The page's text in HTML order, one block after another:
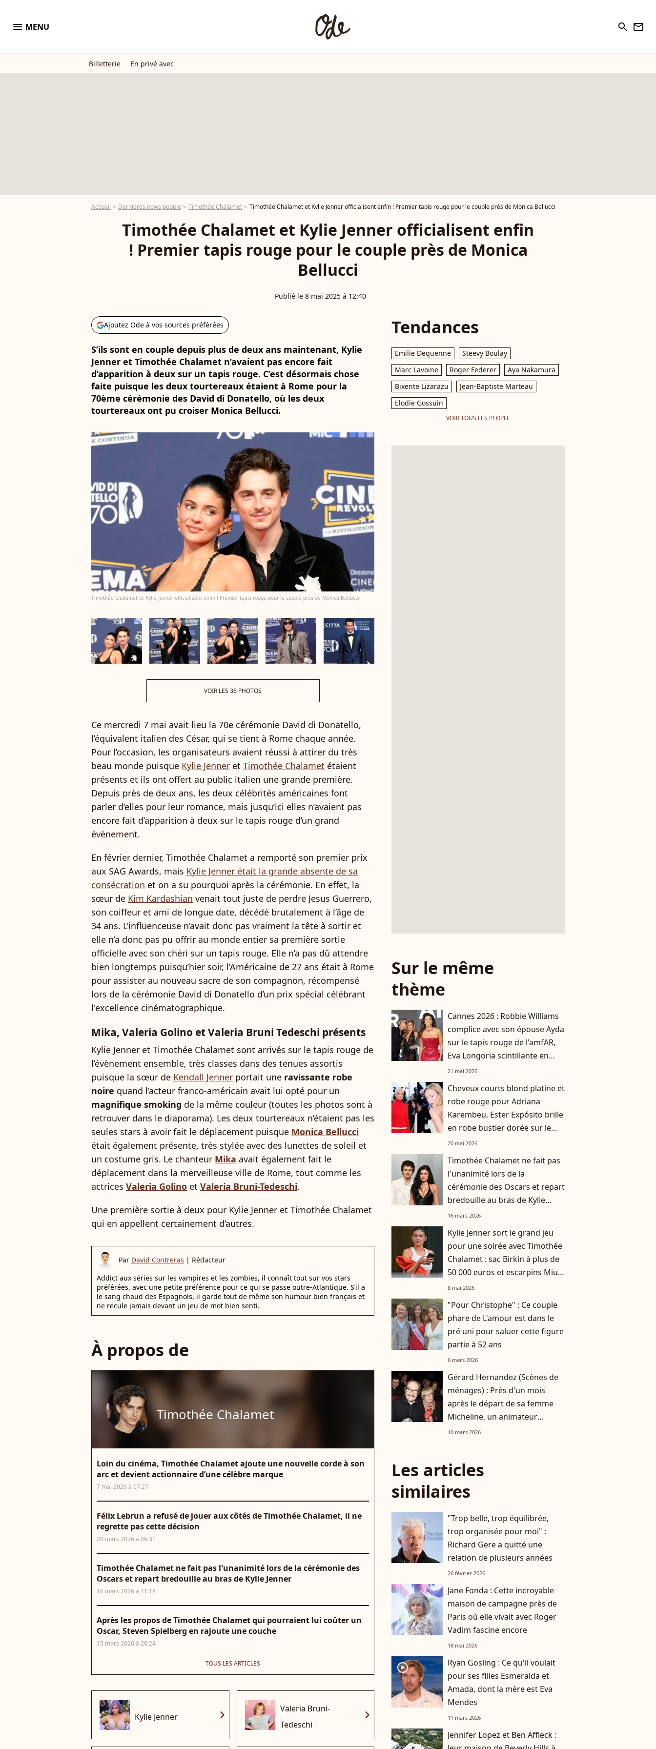
menu MENU search newsletter
Billetterie En privé avec
Accueil Dernières news people Timothée Chalamet Timothée Chalamet et Kylie Jenner officialisent enfin ! Premier tapis rouge pour le couple près de Monica Bellucci
Timothée Chalamet et Kylie Jenner officialisent enfin
! Premier tapis rouge pour le couple près de Monica
Bellucci
Publié le 8 mai 2025 à 12:40
Ajoutez Ode à vos sources préférées
S’ils sont en couple depuis plus de deux ans maintenant, Kylie
Jenner et Timothée Chalamet n’avaient pas encore fait
d’apparition à deux sur un tapis rouge. C’est désormais chose
faite puisque les deux tourtereaux étaient à Rome pour la
70ème cérémonie des David di Donatello, où les deux
tourtereaux ont pu croiser Monica Bellucci.
Timothée Chalamet et Kylie Jenner officialisent enfin ! Premier tapis rouge pour le couple près de Monica Bellucci
VOIR LES 36 PHOTOS
Ce mercredi 7 mai avait lieu la 70e cérémonie David di Donatello,
l’équivalent italien des César, qui se tient à Rome chaque année.
Pour l’occasion, les organisateurs avaient réussi à attirer du très
beau monde puisque Kylie Jenner et Timothée Chalamet étaient
présents et ils ont offert au public italien une grande première.
Depuis près de deux ans, les deux célébrités américaines font
parler d’elles pour leur romance, mais jusqu’ici elles n’avaient pas
encore fait d’apparition à deux sur le tapis rouge d’un grand
évènement.
En février dernier, Timothée Chalamet a remporté son premier prix
aux SAG Awards, mais Kylie Jenner était la grande absente de sa
consécration et on a su pourquoi après la cérémonie. En effet, la
sœur de Kim Kardashian venait tout juste de perdre Jesus Guerrero,
son coiffeur et ami de longue date, décédé brutalement à l’âge de
34 ans. L’influenceuse n’avait donc pas vraiment la tête à sortir et
elle n’a donc pas pu offrir au monde entier sa première sortie
officielle avec son chéri sur un tapis rouge. Elle n’a pas dû attendre
bien longtemps puisqu’hier soir, l’Américaine de 27 ans était à Rome
pour assister au nouveau sacre de son compagnon, récompensé
lors de la cérémonie David di Donatello d’un prix spécial célébrant
l'excellence cinématographique.
Mika, Valeria Golino et Valeria Bruni Tedeschi présents
Kylie Jenner et Timothée Chalamet sont arrivés sur le tapis rouge de
l’évènement ensemble, très classes dans des tenues assortis
puisque la sœur de Kendall Jenner portait une ravissante robe
noire quand l’acteur franco-américain avait lui opté pour un
magnifique smoking de la même couleur (toutes les photos sont à
retrouver dans le diaporama). Les deux tourtereaux n’étaient pas les
seules stars à avoir fait le déplacement puisque Monica Bellucci
était également présente, très stylée avec des lunettes de soleil et
un costume gris. Le chanteur Mika avait également fait le
déplacement dans la merveilleuse ville de Rome, tout comme les
actrices Valeria Golino et Valeria Bruni-Tedeschi.
Une première sortie à deux pour Kylie Jenner et Timothée Chalamet
qui en appellent certainement d’autres.
Par David Contreras | Rédacteur
Addict aux séries sur les vampires et les zombies, il connaît tout sur vos stars
préférées, avec une petite préférence pour ce qui se passe outre-Atlantique. S’il a
le sang chaud des Espagnols, il garde tout de même son humour bien français et
ne recule jamais devant un jeu de mot bien senti.
À propos de
Timothée Chalamet
Loin du cinéma, Timothée Chalamet ajoute une nouvelle corde à son
arc et devient actionnaire d’une célèbre marque
7 mai 2026 à 07:27
Félix Lebrun a refusé de jouer aux côtés de Timothée Chalamet, il ne
regrette pas cette décision
20 mars 2026 à 06:31
Timothée Chalamet ne fait pas l'unanimité lors de la cérémonie des
Oscars et repart bredouille au bras de Kylie Jenner
16 mars 2026 à 11:18
Après les propos de Timothée Chalamet qui pourraient lui coûter un
Oscar, Steven Spielberg en rajoute une couche
15 mars 2026 à 20:24
TOUS LES ARTICLES
Kylie Jenner chevron_right
Valeria Bruni-
Tedeschi
chevron_right
Tendances
Emilie Dequenne
Steevy Boulay
Marc Lavoine
Roger Federer
Aya Nakamura
Bixente Lizarazu
Jean-Baptiste Marteau
Elodie Gossuin
VOIR TOUS LES PEOPLE
Sur le même
thème
Cannes 2026 : Robbie Williams
complice avec son épouse Ayda
sur le tapis rouge de l'amfAR,
Eva Longoria scintillante en
rouge
21 mai 2026
Cheveux courts blond platine et
robe rouge pour Adriana
Karembeu, Ester Expósito brille
en robe bustier dorée sur le
tapis rouge cannois
20 mai 2026
Timothée Chalamet ne fait pas
l'unanimité lors de la
cérémonie des Oscars et repart
bredouille au bras de Kylie
Jenner
16 mars 2026
Kylie Jenner sort le grand jeu
pour une soirée avec Timothée
Chalamet : sac Birkin à plus de
50 000 euros et escarpins Miu
Miu
8 mai 2026
"Pour Christophe" : Ce couple
phare de L'amour est dans le
pré uni pour saluer cette figure
partie à 52 ans
6 mars 2026
Gérard Hernandez (Scènes de
ménages) : Près d'un mois
après le départ de sa femme
Micheline, un animateur
proche du couple s'exprime
10 mars 2026
Les articles
similaires
"Trop belle, trop équilibrée,
trop organisée pour moi" :
Richard Gere a quitté une
relation de plusieurs années
26 février 2026
Jane Fonda : Cette incroyable
maison de campagne près de
Paris où elle vivait avec Roger
Vadim fascine encore
18 mai 2026
player2
Ryan Gosling : Ce qu'il voulait
pour ses filles Esmeralda et
Amada, dont la mère est Eva
Mendes
11 mars 2026
Jennifer Lopez et Ben Affleck :